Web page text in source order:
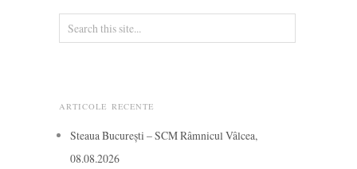
ARTICOLE RECENTE
Steaua București – SCM Râmnicul Vâlcea,
08.08.2026